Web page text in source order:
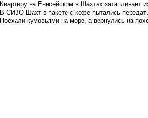
Квартиру на Енисейском в Шахтах затапливает
В СИЗО Шахт в пакете с кофе пытались
Поехали кумовьями на море, а вернулись на